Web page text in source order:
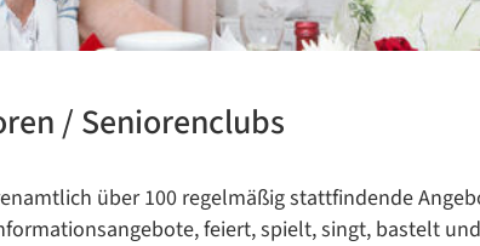
/ Seniorenclubs
über 100 regelmäßig stattfindende
feiert, spielt, singt, bastelt